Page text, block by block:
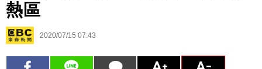
熱區
2020/07/15 07:43